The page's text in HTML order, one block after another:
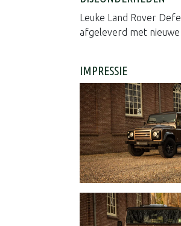
Leuke Land Rover
afgeleverd met
IMPRESSIE